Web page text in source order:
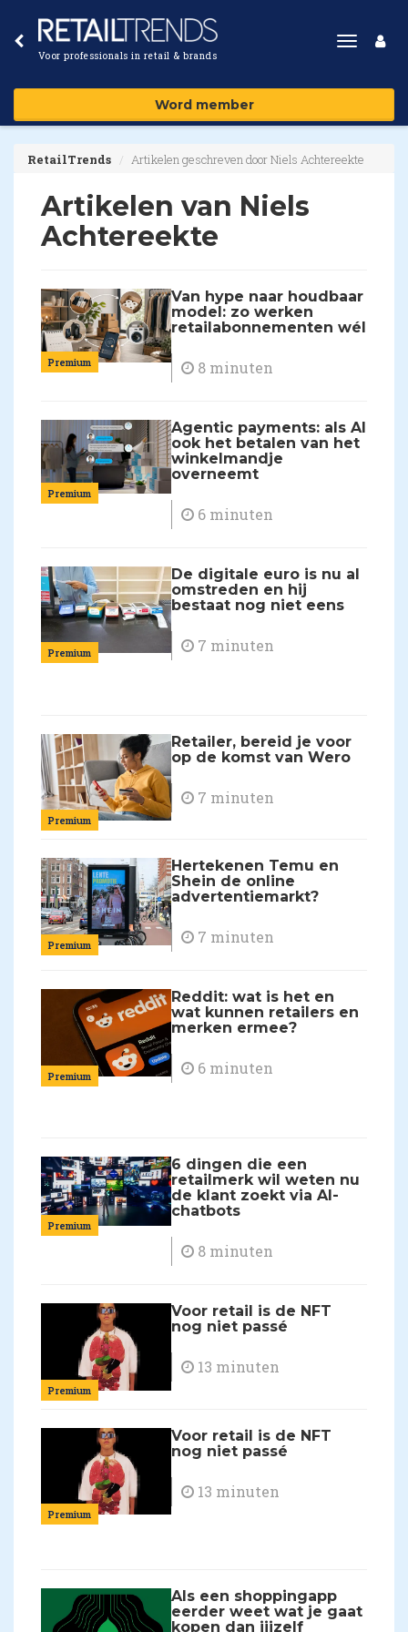
Voor professionals in retail & brands
Toggle
Word member
RetailTrends Artikelen geschreven door Niels Achtereekte
Artikelen van Niels
Achtereekte
Premium
Van hype naar houdbaar
model: zo werken
retailabonnementen wél
8 minuten
Premium
Agentic payments: als AI
ook het betalen van het
winkelmandje
overneemt
6 minuten
Premium
De digitale euro is nu al
omstreden en hij
bestaat nog niet eens
7 minuten
Premium
Retailer, bereid je voor
op de komst van Wero
7 minuten
Premium
Hertekenen Temu en
Shein de online
advertentiemarkt?
7 minuten
Premium
Reddit: wat is het en
wat kunnen retailers en
merken ermee?
6 minuten
Premium
6 dingen die een
retailmerk wil weten nu
de klant zoekt via AI-
chatbots
8 minuten
Premium
Voor retail is de NFT
nog niet passé
13 minuten
Premium
Voor retail is de NFT
nog niet passé
13 minuten
Als een shoppingapp
eerder weet wat je gaat
kopen dan jijzelf